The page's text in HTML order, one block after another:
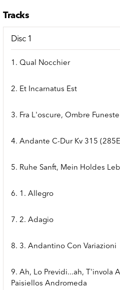
Tracks
Disc 1
1. Qual Nocchier
2. Et Incarnatus Est
3. Fra L'oscure, Ombre Funeste
4. Andante C-Dur Kv 315
5. Ruhe Sanft, Mein Holdes
6. 1. Allegro
7. 2. Adagio
8. 3. Andantino Con Variazioni
9. Ah, Lo Previdi...ah, T'invola
Paisiellos Andromeda